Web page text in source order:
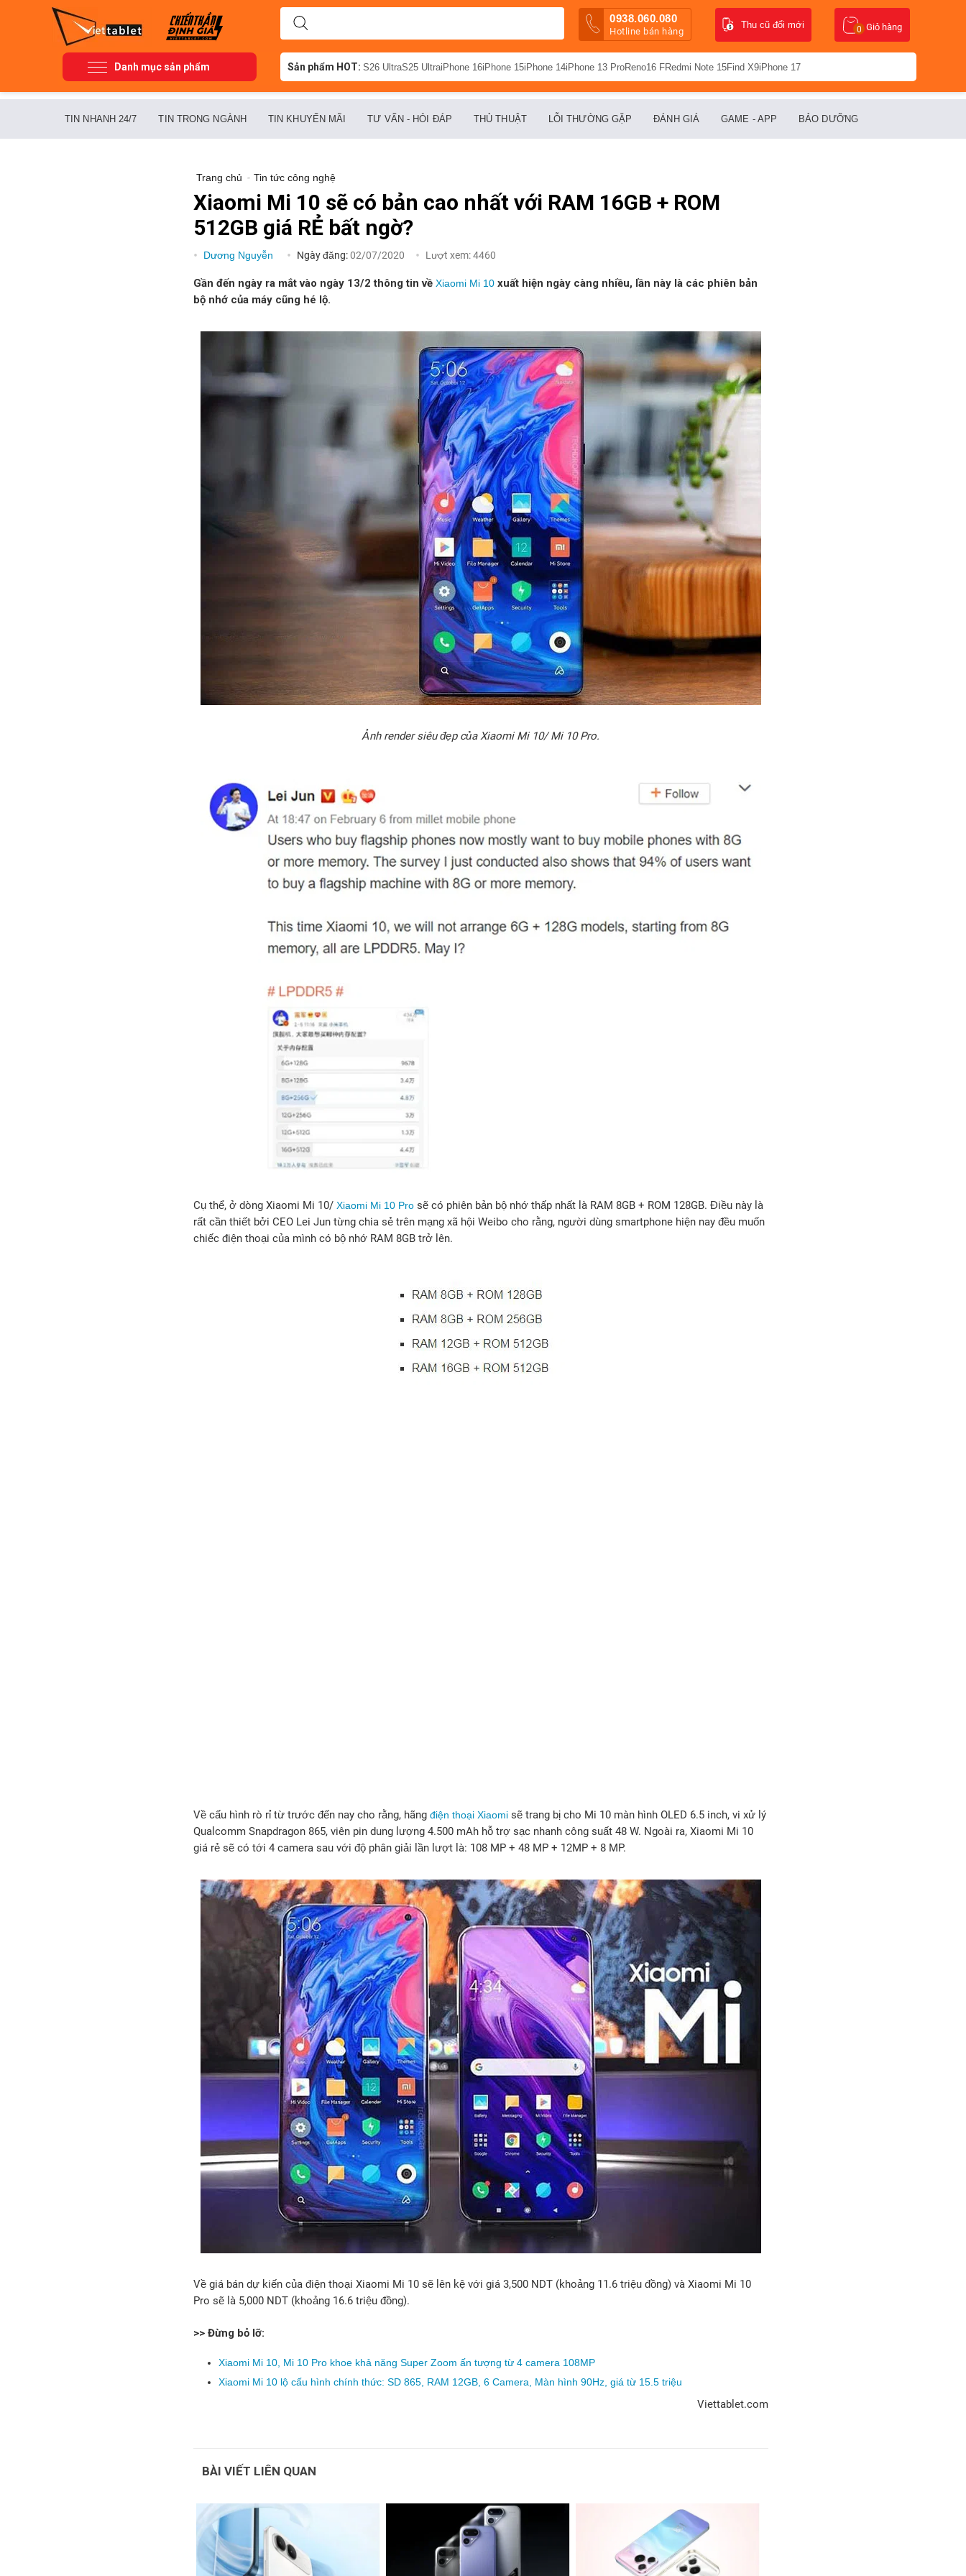
0938.060.080
Hotline bán hàng Giỏ hàng
0
Thu cũ đổi mới
Danh mục sản phẩm Sản phẩm HOT: S26 UltraS25 UltraiPhone 16iPhone 15iPhone 14iPhone 13 ProReno16 FRedmi Note 15Find X9iPhone 17
TIN NHANH 24/7 TIN TRONG NGÀNH TIN KHUYẾN MÃI TƯ VẤN - HỎI ĐÁP THỦ THUẬT LỖI THƯỜNG GẶP ĐÁNH GIÁ GAME - APP BẢO DƯỠNG
Trang chủ - Tin tức công nghệ
Xiaomi Mi 10 sẽ có bản cao nhất với RAM 16GB + ROM
512GB giá RẺ bất ngờ?
Dương Nguyễn Ngày đăng:02/07/2020 Lượt xem:4460
Gần đến ngày ra mắt vào ngày 13/2 thông tin về Xiaomi Mi 10 xuất hiện ngày càng nhiều, lần này là các phiên bản
bộ nhớ của máy cũng hé lộ.
Ảnh render siêu đẹp của Xiaomi Mi 10/ Mi 10 Pro.
Cụ thể, ở dòng Xiaomi Mi 10/ Xiaomi Mi 10 Pro sẽ có phiên bản bộ nhớ thấp nhất là RAM 8GB + ROM 128GB. Điều này là
rất cần thiết bởi CEO Lei Jun từng chia sẻ trên mạng xã hội Weibo cho rằng, người dùng smartphone hiện nay đều muốn
chiếc điện thoại của mình có bộ nhớ RAM 8GB trở lên.
Về cấu hình rò rỉ từ trước đến nay cho rằng, hãng điện thoại Xiaomi sẽ trang bị cho Mi 10 màn hình OLED 6.5 inch, vi xử lý
Qualcomm Snapdragon 865, viên pin dung lượng 4.500 mAh hỗ trợ sạc nhanh công suất 48 W. Ngoài ra, Xiaomi Mi 10
giá rẻ sẽ có tới 4 camera sau với độ phân giải lần lượt là: 108 MP + 48 MP + 12MP + 8 MP.
Về giá bán dự kiến của điện thoại Xiaomi Mi 10 sẽ lên kệ với giá 3,500 NDT (khoảng 11.6 triệu đồng) và Xiaomi Mi 10
Pro sẽ là 5,000 NDT (khoảng 16.6 triệu đồng).
>> Đừng bỏ lỡ:
Xiaomi Mi 10, Mi 10 Pro khoe khả năng Super Zoom ấn tượng từ 4 camera 108MP
Xiaomi Mi 10 lộ cấu hình chính thức: SD 865, RAM 12GB, 6 Camera, Màn hình 90Hz, giá từ 15.5 triệu
Viettablet.com
BÀI VIẾT LIÊN QUAN